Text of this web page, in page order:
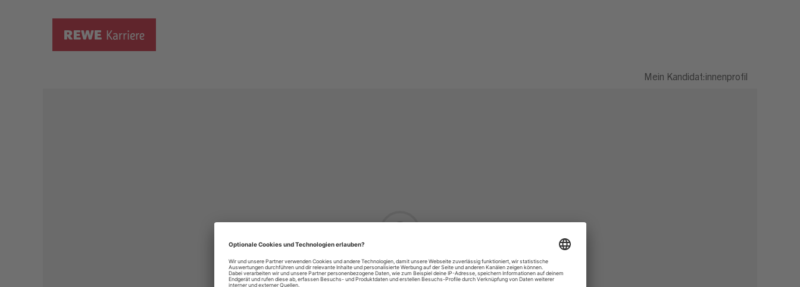
Mein Kandidat:innenprofil